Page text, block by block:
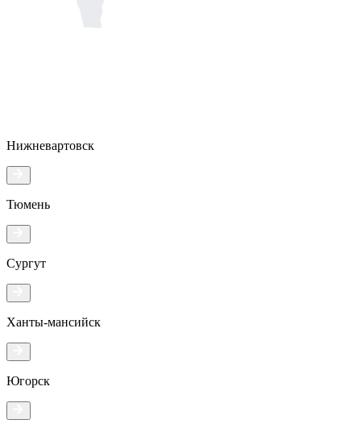
Нижневартовск
Тюмень
Сургут
Ханты-мансийск
Югорск